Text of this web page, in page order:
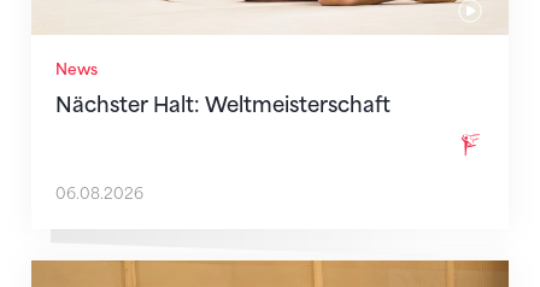
News
Nächster Halt: Weltmeisterschaft
06.08.2026
Mit klaren Zielen nach Zagreb